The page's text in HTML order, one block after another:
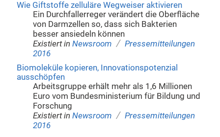
Wie Giftstoffe zelluläre Wegweiser aktivieren
Ein Durchfallerreger verändert die Oberfläche
von Darmzellen so, dass sich Bakterien
besser ansiedeln können
Existiert in Newsroom / Pressemitteilungen
2016
Biomoleküle kopieren, Innovationspotenzial
ausschöpfen
Arbeitsgruppe erhält mehr als 1,6 Millionen
Euro vom Bundesministerium für Bildung und
Forschung
Existiert in Newsroom / Pressemitteilungen
2016